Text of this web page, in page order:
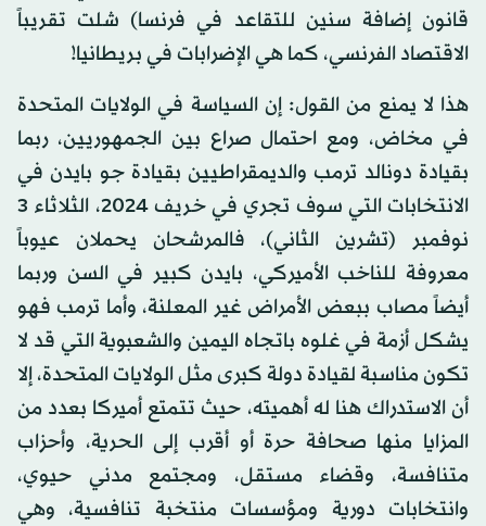
قانون إضافة سنين للتقاعد في فرنسا) شلت تقريباً
الاقتصاد الفرنسي، كما هي الإضرابات في بريطانيا!
هذا لا يمنع من القول: إن السياسة في الولايات المتحدة
في مخاض، ومع احتمال صراع بين الجمهوريين، ربما
بقيادة دونالد ترمب والديمقراطيين بقيادة جو بايدن في
الانتخابات التي سوف تجري في خريف 2024، الثلاثاء 3
نوفمبر (تشرين الثاني)، فالمرشحان يحملان عيوباً
معروفة للناخب الأميركي، بايدن كبير في السن وربما
أيضاً مصاب ببعض الأمراض غير المعلنة، وأما ترمب فهو
يشكل أزمة في غلوه باتجاه اليمين والشعبوية التي قد لا
تكون مناسبة لقيادة دولة كبرى مثل الولايات المتحدة، إلا
أن الاستدراك هنا له أهميته، حيث تتمتع أميركا بعدد من
المزايا منها صحافة حرة أو أقرب إلى الحرية، وأحزاب
متنافسة، وقضاء مستقل، ومجتمع مدني حيوي،
وانتخابات دورية ومؤسسات منتخبة تنافسية، وهي